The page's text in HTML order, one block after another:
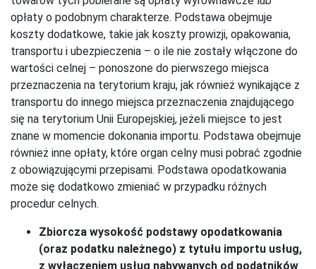
opłaty o podobnym charakterze. Podstawa obejmuje
koszty dodatkowe, takie jak koszty prowizji, opakowania,
transportu i ubezpieczenia – o ile nie zostały włączone do
wartości celnej – ponoszone do pierwszego miejsca
przeznaczenia na terytorium kraju, jak również wynikające z
transportu do innego miejsca przeznaczenia znajdującego
się na terytorium Unii Europejskiej, jeżeli miejsce to jest
znane w momencie dokonania importu. Podstawa obejmuje
również inne opłaty, które organ celny musi pobrać zgodnie
z obowiązującymi przepisami. Podstawa opodatkowania
może się dodatkowo zmieniać w przypadku różnych
procedur celnych.
Zbiorcza wysokość podstawy opodatkowania
(oraz podatku należnego) z tytułu importu usług,
z wyłączeniem usług nabywanych od podatników